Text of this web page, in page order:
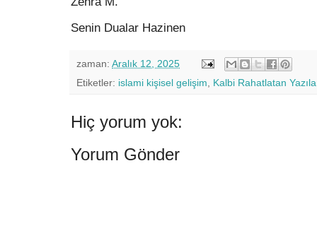
Senin Dualar Hazinen
zaman: Aralık 12, 2025
Etiketler: islami kişisel gelişim Kalbi Rahatlatan
Hiç yorum yok:
Yorum Gönder